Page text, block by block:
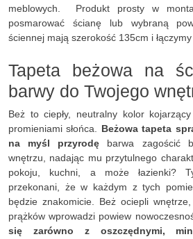
meblowych. Produkt prosty w
posmarować ścianę lub wybraną
ściennej mają szerokość 135cm i łączymy
Tapeta beżowa na
barwy do Twojego
Beż to ciepły, neutralny kolor
promieniami słońca. Beżowa tapeta
na myśl przyrodę barwa zagościć
wnętrzu, nadając mu przytulnego
pokoju, kuchni, a może łazienki?
przekonani, że w każdym z tych
będzie znakomicie. Beż ociepli
prążków wprowadzi powiew
się zarówno z oszczędnymi,